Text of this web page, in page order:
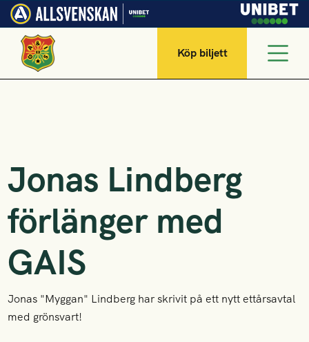
Köp biljett
Jonas Lindberg
förlänger med
GAIS
Jonas "Myggan" Lindberg har skrivit på ett nytt ettårsavtal
med grönsvart!